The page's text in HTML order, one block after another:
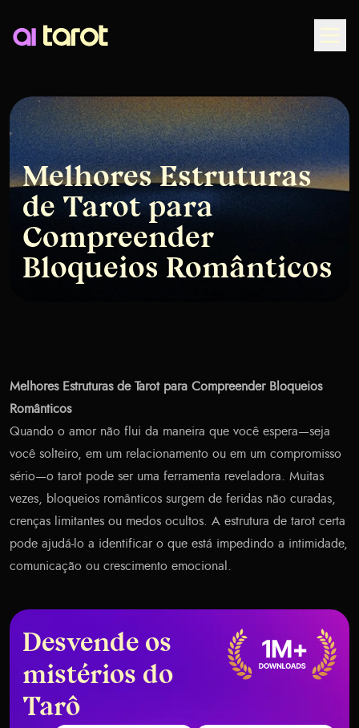
Melhores Estruturas
de Tarot para
Compreender
Bloqueios Românticos
Melhores Estruturas de Tarot para Compreender Bloqueios
Românticos
Quando o amor não flui da maneira que você espera—seja
você solteiro, em um relacionamento ou em um compromisso
sério—o tarot pode ser uma ferramenta reveladora. Muitas
vezes, bloqueios românticos surgem de feridas não curadas,
crenças limitantes ou medos ocultos. A estrutura de tarot certa
pode ajudá-lo a identificar o que está impedindo a intimidade,
comunicação ou crescimento emocional.
Desvende os
mistérios do
Tarô